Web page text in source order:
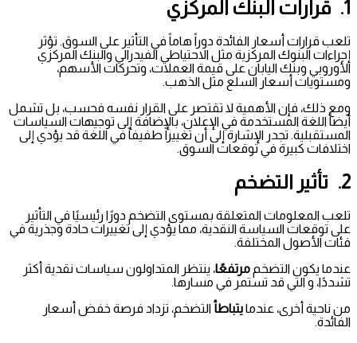
1. قرارات البنك المركزي
تلعب قرارات أسعار الفائدة دوراً هاماً في التأثير على السوق. تؤثر
إجراءات البنوك المركزية مثل الاحتياطي الفيدرالي والبنك المركزي
الأوروبي وبنك اليابان على قيمة العملات، وتحركات الأسهم،
ومستويات أسعار السلع مثل الذهب.
ومع ذلك، فإن الأهمية لا تقتصر على القرار نفسه فحسب، بل تشمل
أيضاً اللغة المستخدمة في الإعلان، بالإضافة إلى توجيهات السياسات
المستقبلية. تجدر الإشارة إلى أن تغييراً طفيفاً في اللغة قد يؤدي إلى
اختلافات كبيرة في توقعات السوق.
2. تأثير التضخم
تلعب المعلومات المتعلقة بمستوى التضخم دورًا رئيسيًا في التأثير
على توقعات السياسة النقدية، مما يؤدي إلى تغييرات حادة وجذرية في
فئات الأصول المختلفة.
عندما يكون التضخم مرتفعًا، ينتظر المتداولون سياسات نقدية أكثر
تشددًا، و التي قد تستمر في مسارها.
من ناحية أخرى، عندمايتباطأ التضخم، تزداد فرصة خفض أسعار
الفائدة.